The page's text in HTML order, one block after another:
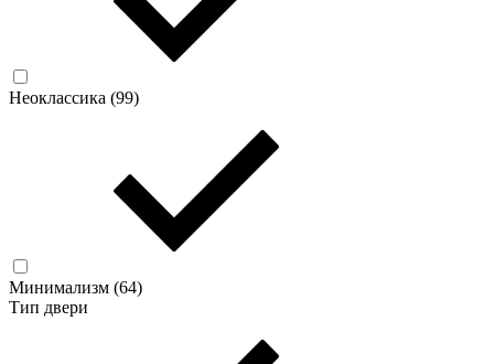
Неоклассика (99)
Минимализм (64)
Тип двери